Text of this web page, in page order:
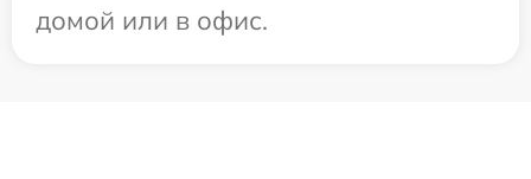
домой или в офис.